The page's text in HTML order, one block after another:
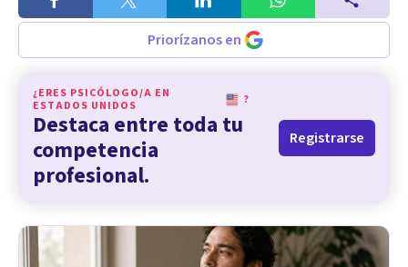
Priorízanos en
¿ERES PSICÓLOGO/A EN
ESTADOS UNIDOS
?
Destaca entre toda tu
competencia
profesional.
Registrarse